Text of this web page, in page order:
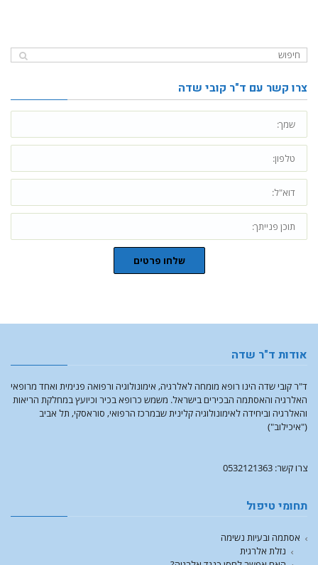
צרו קשר עם ד"ר קובי שדה
שלחו פרטים
אודות ד"ר שדה
ד"ר קובי שדה הינו רופא מומחה לאלרגיה, אימונולוגיה ורפואה פנימית ואחד מרופאי
האלרגיה והאסתמה הבכירים בישראל. משמש כרופא בכיר וכיועץ במחלקת הריאות
והאלרגיה וביחידה לאימונולוגיה קלינית שבמרכז הרפואי, סוראסקי, תל אביב
("איכילוב")
צרו קשר: 0532121363
תחומי טיפול
אסתמה ובעיות נשימה
נזלת אלרגית